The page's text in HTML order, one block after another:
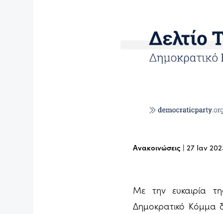
Ανακοινώσεις | 27 Ιαν
Με την ευκαιρία
Δημοκρατικό Κόμμα